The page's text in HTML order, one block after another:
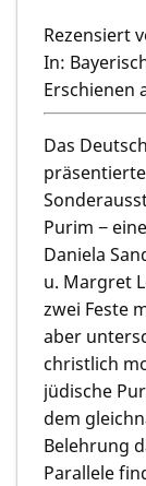
Rezensiert
In:
Erschienen
Das
Purim −
Daniela
u. Margret
zwei Feste
aber
christlich
jüdische
dem
Belehrung
Parallele